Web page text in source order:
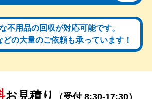
不用品の回収が対応可能です。
どの大量のご依頼も承っています！
お見積り